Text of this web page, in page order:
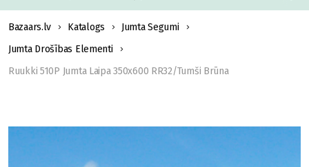
Bazaars.lv Katalogs
Jumta Segumi
Jumta Drošības Elementi
Ruukki 510P Jumta Laipa 350x600 RR32/Tumši Brūna